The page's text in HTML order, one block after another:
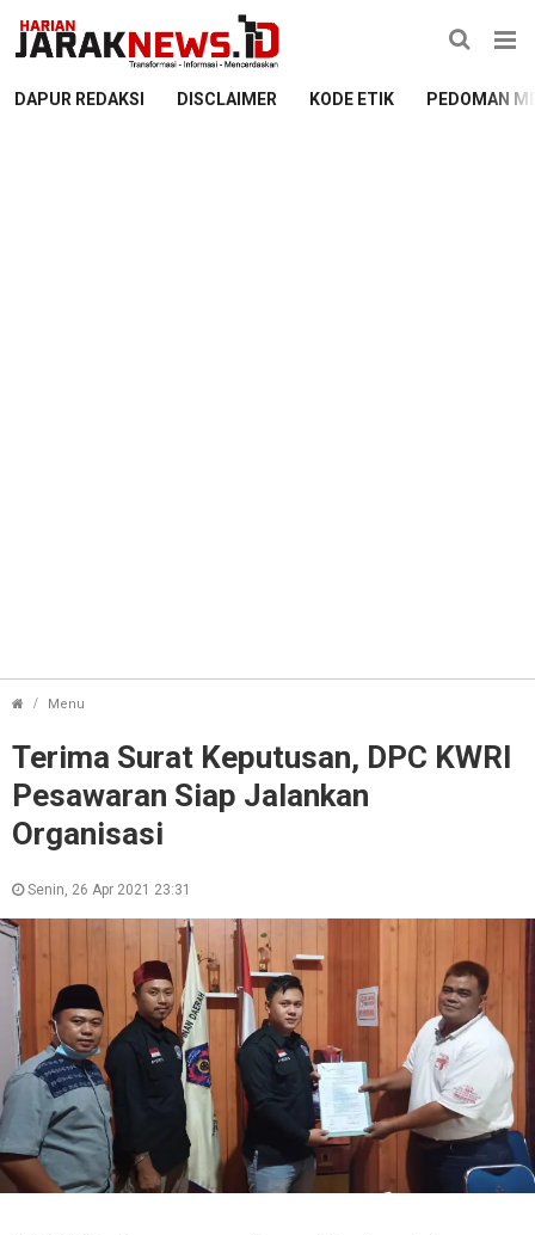
DAPUR REDAKSI DISCLAIMER KODE ETIK PEDOMAN
Menu
Terima Surat Keputusan, DPC KWRI
Pesawaran Siap Jalankan
Organisasi
Senin, 26 Apr 2021 23:31